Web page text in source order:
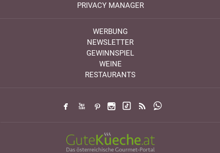
PRIVACY MANAGER
WERBUNG
NEWSLETTER
GEWINNSPIEL
WEINE
RESTAURANTS